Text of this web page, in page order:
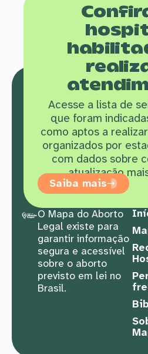
Acesse a lista de
que foram
como aptos a
organizados por
com dados sobre
atualização
Saiba mais
O Mapa do Aborto
Legal existe para
garantir informação
segura e acessível
sobre o aborto
previsto em lei no
Brasil.